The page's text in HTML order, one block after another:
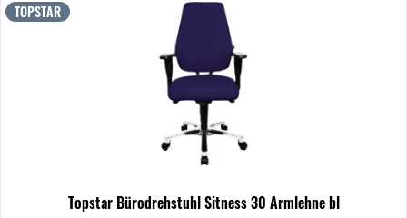
TOPSTAR
Topstar Bürodrehstuhl Sitness 30 Armlehne bl